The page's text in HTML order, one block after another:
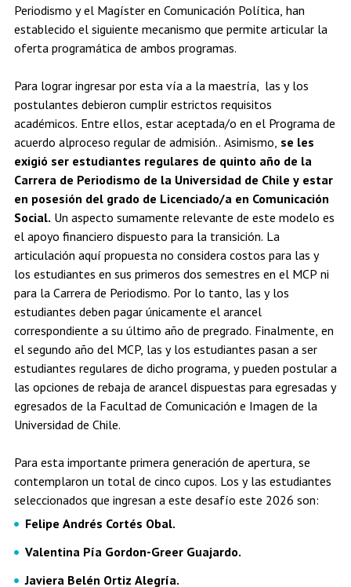
Periodismo y el Magíster en Comunicación Política, han
establecido el siguiente mecanismo que permite articular la
oferta programática de ambos programas.
Para lograr ingresar por esta vía a la maestría, las y los
postulantes debieron cumplir estrictos requisitos
académicos. Entre ellos, estar aceptada/o en el Programa de
acuerdo alproceso regular de admisión.. Asimismo, se les
exigió ser estudiantes regulares de quinto año de la
Carrera de Periodismo de la Universidad de Chile y estar
en posesión del grado de Licenciado/a en Comunicación
Social. Un aspecto sumamente relevante de este modelo es
el apoyo financiero dispuesto para la transición. La
articulación aquí propuesta no considera costos para las y
los estudiantes en sus primeros dos semestres en el MCP ni
para la Carrera de Periodismo. Por lo tanto, las y los
estudiantes deben pagar únicamente el arancel
correspondiente a su último año de pregrado. Finalmente, en
el segundo año del MCP, las y los estudiantes pasan a ser
estudiantes regulares de dicho programa, y pueden postular a
las opciones de rebaja de arancel dispuestas para egresadas y
egresados de la Facultad de Comunicación e Imagen de la
Universidad de Chile.
Para esta importante primera generación de apertura, se
contemplaron un total de cinco cupos. Los y las estudiantes
seleccionados que ingresan a este desafío este 2026 son:
Felipe Andrés Cortés Obal.
Valentina Pía Gordon-Greer Guajardo.
Javiera Belén Ortiz Alegría.